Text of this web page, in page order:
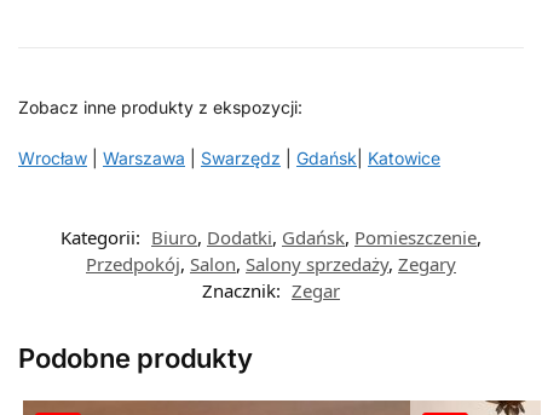
Zobacz inne produkty z ekspozycji:
Wrocław Warszawa Swarzędz Gdańsk Katowice
Kategorii: Biuro, Dodatki, Gdańsk, Pomieszczenie,
Przedpokój, Salon, Salony sprzedaży, Zegary
Znacznik: Zegar
Podobne produkty